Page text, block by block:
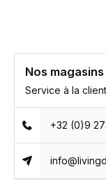
Nos magasins
Service à la
+32 (0)9